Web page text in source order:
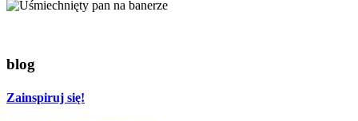
blog
Zainspiruj się!